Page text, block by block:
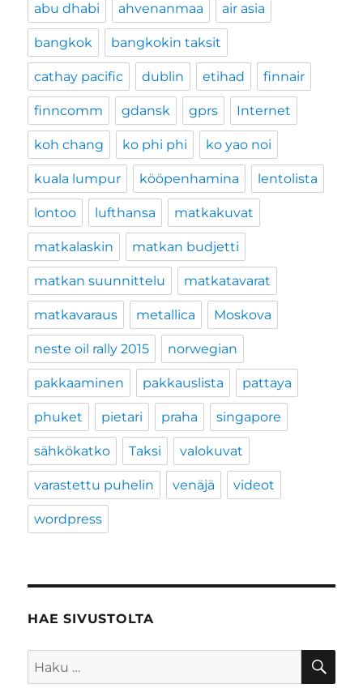
abu dhabi ahvenanmaa air asia
bangkok bangkokin taksit
cathay pacific dublin etihad finnair
finncomm gdansk gprs Internet
koh chang ko phi phi ko yao noi
kuala lumpur kööpenhamina lentolista
lontoo lufthansa matkakuvat
matkalaskin matkan budjetti
matkan suunnittelu matkatavarat
matkavaraus metallica Moskova
neste oil rally 2015 norwegian
pakkaaminen pakkauslista pattaya
phuket pietari praha singapore
sähkökatko Taksi valokuvat
varastettu puhelin venäjä videot
wordpress
HAE SIVUSTOLTA
Etsi: